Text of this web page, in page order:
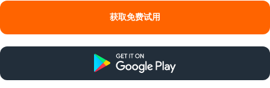
获取免费试用